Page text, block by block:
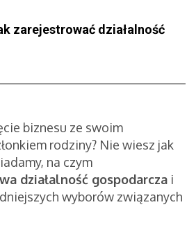
zarejestrować działalność
biznesu ze swoim
rodziny? Nie wiesz jak
na czym
działalność gospodarcza i
wyborów związanych